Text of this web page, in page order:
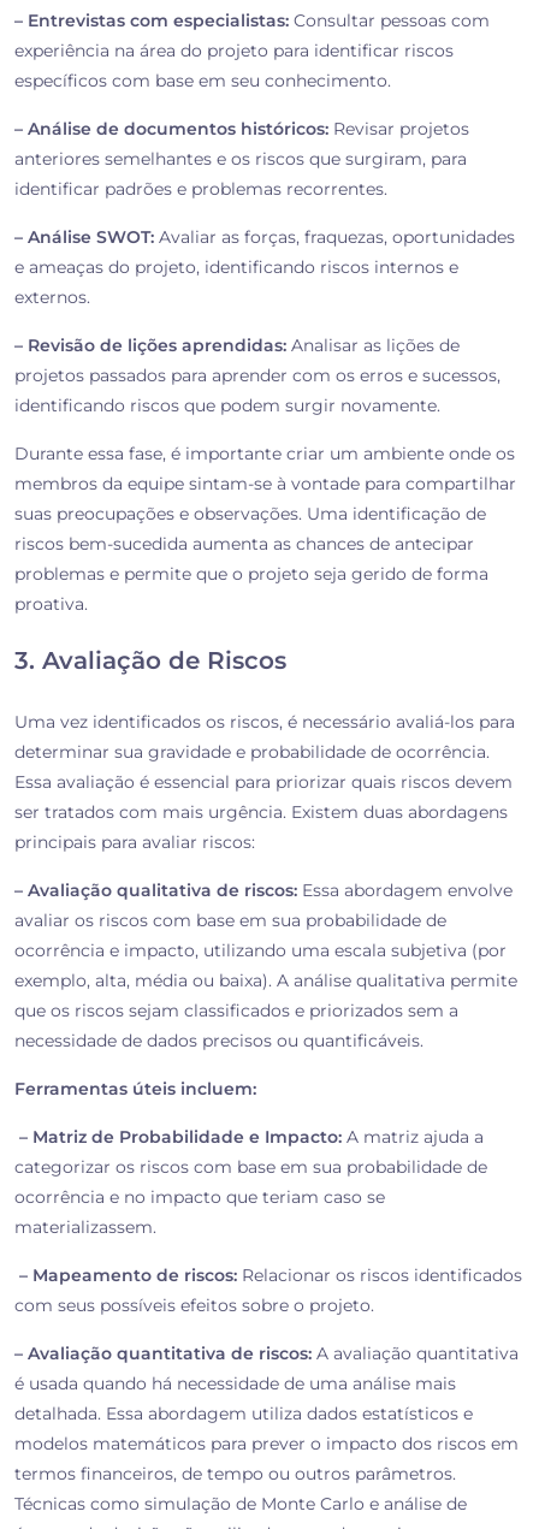
– Entrevistas com especialistas: Consultar pessoas com
experiência na área do projeto para identificar riscos
específicos com base em seu conhecimento.
– Análise de documentos históricos: Revisar projetos
anteriores semelhantes e os riscos que surgiram, para
identificar padrões e problemas recorrentes.
– Análise SWOT: Avaliar as forças, fraquezas, oportunidades
e ameaças do projeto, identificando riscos internos e
externos.
– Revisão de lições aprendidas: Analisar as lições de
projetos passados para aprender com os erros e sucessos,
identificando riscos que podem surgir novamente.
Durante essa fase, é importante criar um ambiente onde os
membros da equipe sintam-se à vontade para compartilhar
suas preocupações e observações. Uma identificação de
riscos bem-sucedida aumenta as chances de antecipar
problemas e permite que o projeto seja gerido de forma
proativa.
3. Avaliação de Riscos
Uma vez identificados os riscos, é necessário avaliá-los para
determinar sua gravidade e probabilidade de ocorrência.
Essa avaliação é essencial para priorizar quais riscos devem
ser tratados com mais urgência. Existem duas abordagens
principais para avaliar riscos:
– Avaliação qualitativa de riscos: Essa abordagem envolve
avaliar os riscos com base em sua probabilidade de
ocorrência e impacto, utilizando uma escala subjetiva (por
exemplo, alta, média ou baixa). A análise qualitativa permite
que os riscos sejam classificados e priorizados sem a
necessidade de dados precisos ou quantificáveis.
Ferramentas úteis incluem:
– Matriz de Probabilidade e Impacto: A matriz ajuda a
categorizar os riscos com base em sua probabilidade de
ocorrência e no impacto que teriam caso se
materializassem.
– Mapeamento de riscos: Relacionar os riscos identificados
com seus possíveis efeitos sobre o projeto.
– Avaliação quantitativa de riscos: A avaliação quantitativa
é usada quando há necessidade de uma análise mais
detalhada. Essa abordagem utiliza dados estatísticos e
modelos matemáticos para prever o impacto dos riscos em
termos financeiros, de tempo ou outros parâmetros.
Técnicas como simulação de Monte Carlo e análise de